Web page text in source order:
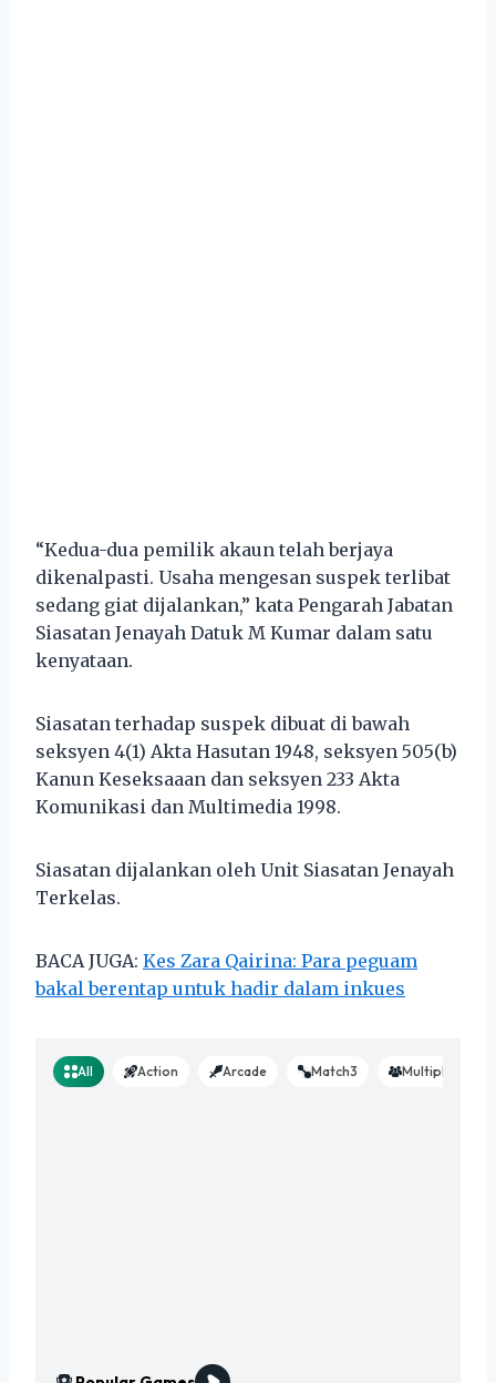
“Kedua-dua pemilik akaun telah berjaya
dikenalpasti. Usaha mengesan suspek terlibat
sedang giat dijalankan,” kata Pengarah Jabatan
Siasatan Jenayah Datuk M Kumar dalam satu
kenyataan.
Siasatan terhadap suspek dibuat di bawah
seksyen 4(1) Akta Hasutan 1948, seksyen 505(b)
Kanun Keseksaaan dan seksyen 233 Akta
Komunikasi dan Multimedia 1998.
Siasatan dijalankan oleh Unit Siasatan Jenayah
Terkelas.
BACA JUGA: Kes Zara Qairina: Para peguam
bakal berentap untuk hadir dalam inkues